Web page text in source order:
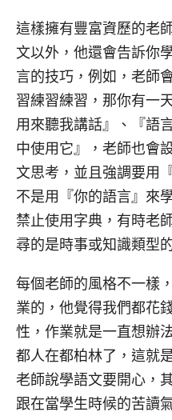
這樣擁有豐富資歷的老
文以外，他還會告訴你
言的技巧，例如，老師
習練習練習，那你有一
用來聽我講話』、『語
中使用它』，老師也會
文思考，並且強調要用
不是用『你的語言』來
禁止使用字典，有時老
尋的是時事或知識類型
每個老師的風格不一樣
業的，他覺得我們都花
性，作業就是一直想辦
都人在都柏林了，這就
老師說學語文要開心，
跟在當學生時候的苦讀